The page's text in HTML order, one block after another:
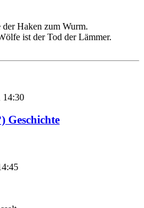
der Haken zum Wurm.
ist der Tod der Lämmer.
14:30
Geschichte